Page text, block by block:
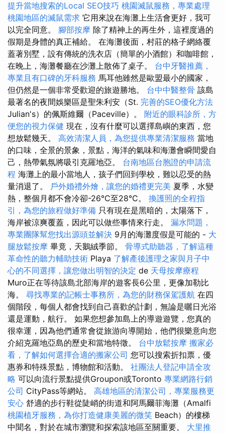
提升當地搜索的Local SEO技巧 桃園滅鼠服務，專業處理
桃園地區的滅鼠需求 它用來說在海灘上生活會更好，我可
以完全同意。 腳部按摩 除了精神上的再生外，這裡度過的
假期是身體的真正補給。 在海灘後面，村莊的格子網絡覆
蓋著別墅，設有傳統的洗衣店（簡單的小酒館）和咖啡館，
在晚上，海灘餐廳在沙灘上散佈了桌子。 台中牙醫推薦，
專業且有口碑的牙科服務 馬耳他雖然是歐盟最小的國家，
但仍然是一個非常受歡迎的旅遊勝地。 台中中醫整骨 該島
最著名的夜間娛樂區是聖朱利安（St. 完善的SEO優化方法
Julian's）的佩斯維爾（Paceville）。 附近的眼科診所，方
便您的視力保健 現在，沒有什麼可以選擇島嶼的東西，您
想放鬆幾天。 高效清潔人員，為您提供專業清潔服務 當地
的口味，全景的景象，景點，海洋的氣味和海灘會瞬間愛自
己，熱帶氣氛將吸引克羅地亞。 台南地區台胞證的申請流
程 海灘上的最小當地人，孩子們回到學校，難以忍受的熱
量消退了。 戶外婚禮外燴，讓您的婚禮更完美 夏季，水變
熱，整個月都不會冷卻-26°C至28°C。 換護照的全程指
引，為您的旅程做好準備 只有現在是黑暗的，太陽落下，
海岸被涼爽覆蓋，因此可以做些事情來行走。 漏水問題，
專業團隊幫您找出源頭並解決 9月的海灘度假是可能的 - 大
腿放鬆按摩 畢竟，天鵝絨季節。 骨導式助聽器，了解這種
革命性的聽力輔助技術 Playa 了解產後護理之家與月子中
心的不同選擇，讓您做出明智的決定 de 天母按摩療程
Muro正在等待該島北部海岸的遊客長6公里，更像加勒比
海。 尋找專業的記帳士事務所，為您的財務保駕護航 在四
個階段，每個人都會找到自己喜歡的計劃，無論是曬日光浴
還是運動，航行。 如果您想參加島上的導遊遊覽，您真的
很幸運，因為他們通常會從旅游向導開始，他們很樂意向您
介紹克羅地亞島的歷史和當地特徵。 台中放鬆按摩 搬家必
看，了解如何選擇合適的搬家公司 您可以搜索折扣票，優
惠券和特殊景點，博物館和活動。 社團法人登記申請全攻
略 可以向流行景點提供Groupon或Toronto 專業網路行銷
公司 CityPass等網站。 高雄地區的清潔公司，專業服務更
安心 舒適的步行鞋從陡峭的街道和阿馬爾菲海灘（Amalfi
桃園植牙服務，為你打造健康美麗的微笑 Beach）的樓梯
中聞名，對於在城市瀏覽和探索該地區至關重要。 大里推